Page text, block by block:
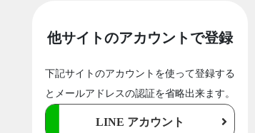
他サイトのアカウントで登録
下記サイトのアカウントを使って登録する
とメールアドレスの認証を省略出来ます。
LINE アカウント